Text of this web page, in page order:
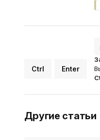
Ctrl Enter
Другие статьи